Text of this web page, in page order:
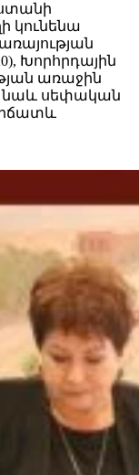
կունենա
Խորհրդային
առաջին
նաև սեփական